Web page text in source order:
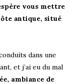
vous mettre
antique, situé
dans une
et j’ai eu du mal
ambiance de